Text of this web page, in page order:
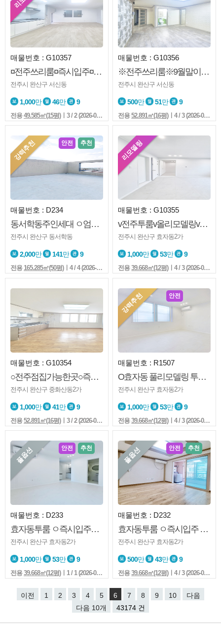
매물번호 : G10357
¤전주쓰리룸¤즉시입주¤서문초¤천변¤서신동시장¤리모델링
전주시 완산구 서신동
1,000만 46만 9
전용49.585㎡(15평)ㅣ3 / 2 (2026-08-05 17:25:5)
매물번호 : G10356
※전주쓰리룸※9월말이후※보증금※월세조정가능※감나무골부근
전주시 완산구 서신동
500만 51만 9
전용52.891㎡(16평)ㅣ4 / 3 (2026-08-05 17:20:5)
강력추천 안전 추천
매물번호 : D234
동서학동주인세대 ㅇ엄청넓음 ㅇ인테리어최고 ㅇ화장실2 ㅇ교대부근 ㅇ내가 살고싶은집
전주시 완산구 동서학동
2,000만 141만 9
전용 165.285㎡(50평)ㅣ4 / 4 (2026-08-05 15:11:5)
리모델링
매물번호 : G10355
v전주투룸v올리모델링v첫입주v전주대v즉시입주v화이트톤v노고민v이쁜집
전주시 완산구 효자동2가
1,000만 53만 9
전용39.668㎡(12평)ㅣ4 / 3 (2026-08-05 14:56:5)
매물번호 : G10354
○전주점집가능한곳○즉시입주○중산초부근○신당○중산초부근
전주시 완산구 중화산동2가
1,000만 41만 9
전용52.891㎡(16평)ㅣ3 / 2 (2026-08-05 13:49:5)
강력추천 안전
매물번호 : R1507
O효자동 풀리모델링 투룸O너무이쁜집O풀옵션O즉시입주가능O
전주시 완산구 효자동2가
1,000만 53만 9
전용39.668㎡(12평)ㅣ4 / 3 (2026-08-05 13:12:5)
풀옵션 안전 추천
매물번호 : D233
효자동투룸 ㅇ즉시입주ㅇ올화이트인테리어 ㅇ풀옵션 ㅇ우정청부근
전주시 완산구 효자동2가
1,000만 53만 9
전용39.668㎡(12평)ㅣ1 / 1 (2026-08-05 13:09:5)
풀옵션 안전 추천
매물번호 : D232
효자동투룸 ㅇ즉시입주 ㅇ깔끔 ㅇ풀옵션 ㅇ우정청부근 ㅇ노고민
전주시 완산구 효자동2가
500만 43만 9
전용39.668㎡(12평)ㅣ4 / 3 (2026-08-05 12:58:5)
이전 1 2 3 4 5 6 7 8 9 10
다음
다음 10개
43174 건